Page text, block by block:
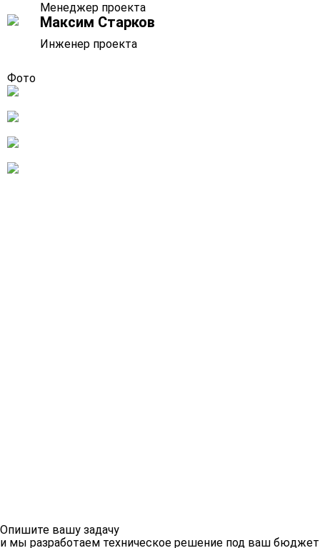
Менеджер проекта
Максим Старков
Инженер проекта
Фото
Опишите вашу задачу
и мы разработаем техническое решение под ваш бюджет